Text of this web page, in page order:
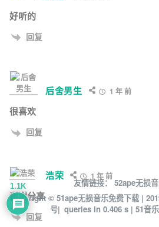
好听的
回复
后舍男生 1 年 前
很喜欢
回复
浩荣 1 年 前
谢谢分享
回复
友情链接： 52ape无损
Copyright © 51ape无损音乐免费下载 |
号| queries in 0.406 s | 51音
1.1K